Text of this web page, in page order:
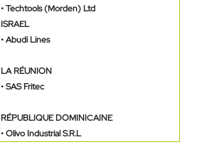
•Techtools (Morden) Ltd
ISRAEL
• Abudi Lines
LA RÉUNION
•SAS Fritec
RÉPUBLIQUE DOMINICAINE
•Olivo Industrial S.R.L